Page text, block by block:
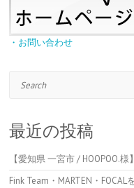
・お問い合わせ
最近の投稿
【愛知県 一宮市 / HOOPOO.
Fink Team・MARTEN・